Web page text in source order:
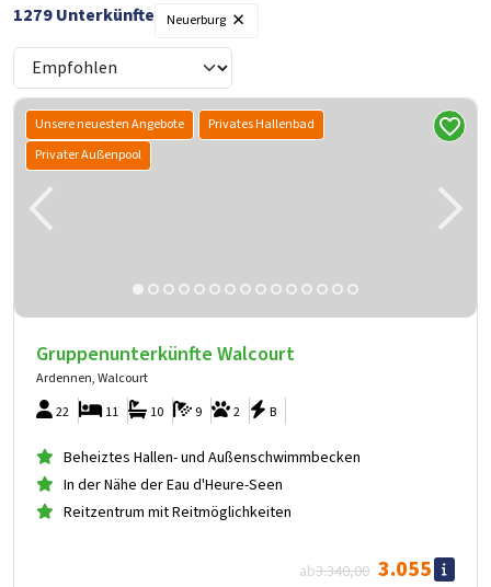
1279Unterkünfte Neuerburg ×
Unsere neuesten Angebote
Privates Hallenbad
Privater Außenpool
Gruppenunterkünfte Walcourt
Ardennen, Walcourt
22
2
9
10 B
11
Beheiztes Hallen- und Außenschwimmbecken
In der Nähe der Eau d'Heure-Seen
Reitzentrum mit Reitmöglichkeiten
ab3.340,00 3.055